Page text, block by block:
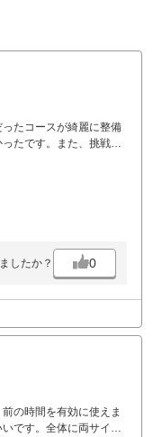
たコースが綺麗に整備
たです。また、挑戦し
したか？ 0
の時間を有効に使えま
です。全体に両サイド